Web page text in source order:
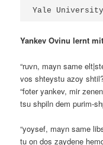
Yale
Yankev Ovinu lernt
“ruvn, mayn same
vos shteystu azoy
“foter yankev, mir
tsu shpiln dem purim-
“yoysef, mayn same
tu on dos zaydene